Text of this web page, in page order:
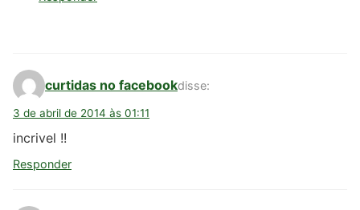
curtidas no facebookdisse:
3 de abril de 2014 às 01:11
incrivel !!
Responder